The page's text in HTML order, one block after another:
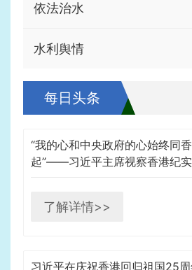
依法治水
水利舆情
每日头条
“我的心和中央政府的心始终同
起”——习近平主席视察香港纪实
了解详情>>
习近平在庆祝香港回归祖国25